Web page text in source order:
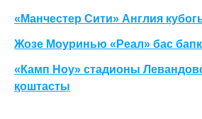
«Манчестер Сити» Англия
Жозе Моуринью «Реал» бас
«Камп Ноу» стадионы
қоштасты